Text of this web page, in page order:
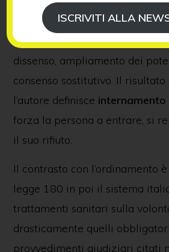
giudice tutelare. La sequenza è
segnalazione del rischio,
dissenso, ampliamento dei
consenso sostitutivo. Il
l’autore definisce
forza la persona a entrare, si
il suo rifiuto.
Il contrasto con l’ordinamento
legge 180 in poi il sistema
trattamenti sanitari sulla
drasticamente quelli
provvedimenti giudiziari citati
ISCRIVITI ALLA